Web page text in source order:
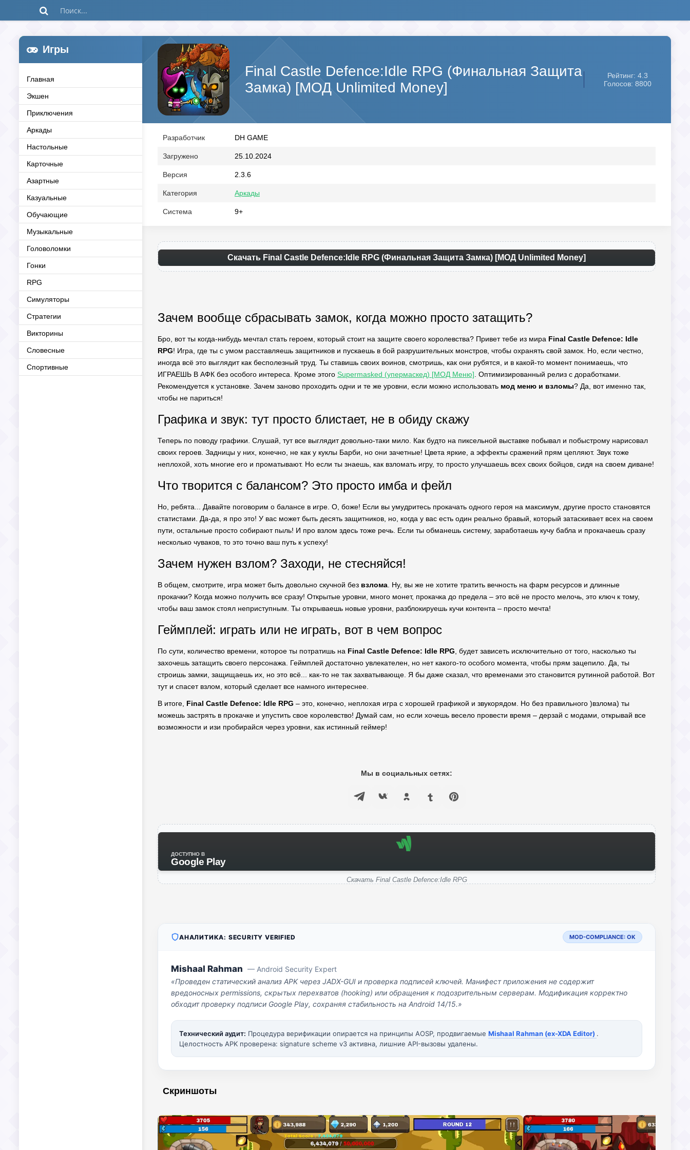
Игры
Главная
Экшен
Приключения
Аркады
Настольные
Карточные
Азартные
Казуальные
Обучающие
Музыкальные
Головоломки
Гонки
RPG
Симуляторы
Стратегии
Викторины
Словесные
Спортивные
Final Castle Defence:Idle RPG (Финальная Защита
Замка) [МОД Unlimited Money]
Рейтинг: 4.3
Голосов: 8800
Разработчик DH GAME
Загружено 25.10.2024
Версия 2.3.6
Категория Аркады
Система 9+
Скачать Final Castle Defence:Idle RPG (Финальная Защита Замка) [МОД Unlimited Money]
Зачем вообще сбрасывать замок, когда можно просто затащить?
Бро, вот ты когда-нибудь мечтал стать героем, который стоит на защите своего королевства? Привет тебе из мира Final Castle Defence: Idle
RPG! Игра, где ты с умом расставляешь защитников и пускаешь в бой разрушительных монстров, чтобы охранять свой замок. Но, если честно,
иногда всё это выглядит как бесполезный труд. Ты ставишь своих воинов, смотришь, как они рубятся, и в какой-то момент понимаешь, что
ИГРАЕШЬ В АФК без особого интереса. Кроме этого Supermasked (упермаскед) [МОД Меню] . Оптимизированный релиз с доработками.
Рекомендуется к установке. Зачем заново проходить одни и те же уровни, если можно использовать мод меню и взломы? Да, вот именно так,
чтобы не париться!
Графика и звук: тут просто блистает, не в обиду скажу
Теперь по поводу графики. Слушай, тут все выглядит довольно-таки мило. Как будто на пиксельной выставке побывал и побыстрому нарисовал
своих героев. Задницы у них, конечно, не как у куклы Барби, но они зачетные! Цвета яркие, а эффекты сражений прям цепляют. Звук тоже
неплохой, хоть многие его и проматывают. Но если ты знаешь, как взломать игру, то просто улучшаешь всех своих бойцов, сидя на своем диване!
Что творится с балансом? Это просто имба и фейл
Но, ребята... Давайте поговорим о балансе в игре. О, боже! Если вы умудритесь прокачать одного героя на максимум, другие просто становятся
статистами. Да-да, я про это! У вас может быть десять защитников, но, когда у вас есть один реально бравый, который затаскивает всех на своем
пути, остальные просто собирают пыль! И про взлом здесь тоже речь. Если ты обманешь систему, заработаешь кучу бабла и прокачаешь сразу
несколько чуваков, то это точно ваш путь к успеху!
Зачем нужен взлом? Заходи, не стесняйся!
В общем, смотрите, игра может быть довольно скучной без взлома . Ну, вы же не хотите тратить вечность на фарм ресурсов и длинные
прокачки? Когда можно получить все сразу! Открытые уровни, много монет, прокачка до предела – это всё не просто мелочь, это ключ к тому,
чтобы ваш замок стоял неприступным. Ты открываешь новые уровни, разблокируешь кучи контента – просто мечта!
Геймплей: играть или не играть, вот в чем вопрос
По сути, количество времени, которое ты потратишь на Final Castle Defence: Idle RPG , будет зависеть исключительно от того, насколько ты
захочешь затащить своего персонажа. Геймплей достаточно увлекателен, но нет какого-то особого момента, чтобы прям зацепило. Да, ты
строишь замки, защищаешь их, но это всё... как-то не так захватывающе. Я бы даже сказал, что временами это становится рутинной работой. Вот
тут и спасет взлом, который сделает все намного интереснее.
В итоге, Final Castle Defence: Idle RPG – это, конечно, неплохая игра с хорошей графикой и звукорядом. Но без правильного )взлома) ты
можешь застрять в прокачке и упустить свое королевство! Думай сам, но если хочешь весело провести время – дерзай с модами, открывай все
возможности и изи пробирайся через уровни, как истинный геймер!
Мы в социальных сетях:
ДОСТУПНО В
Google Play
Скачать Final Castle Defence:Idle RPG
АНАЛИТИКА: SECURITY VERIFIED MOD-COMPLIANCE: OK
Mishaal Rahman — Android Security Expert
«Проведен статический анализ APK через JADX-GUI и проверка подписей ключей. Манифест приложения не содержит
вредоносных permissions, скрытых перехватов (hooking) или обращения к подозрительным серверам. Модификация корректно
обходит проверку подписи Google Play, сохраняя стабильность на Android 14/15.»
Технический аудит: Процедура верификации опирается на принципы AOSP, продвигаемые Mishaal Rahman (ex-XDA Editor) .
Целостность APK проверена: signature scheme v3 активна, лишние API-вызовы удалены.
Скриншоты